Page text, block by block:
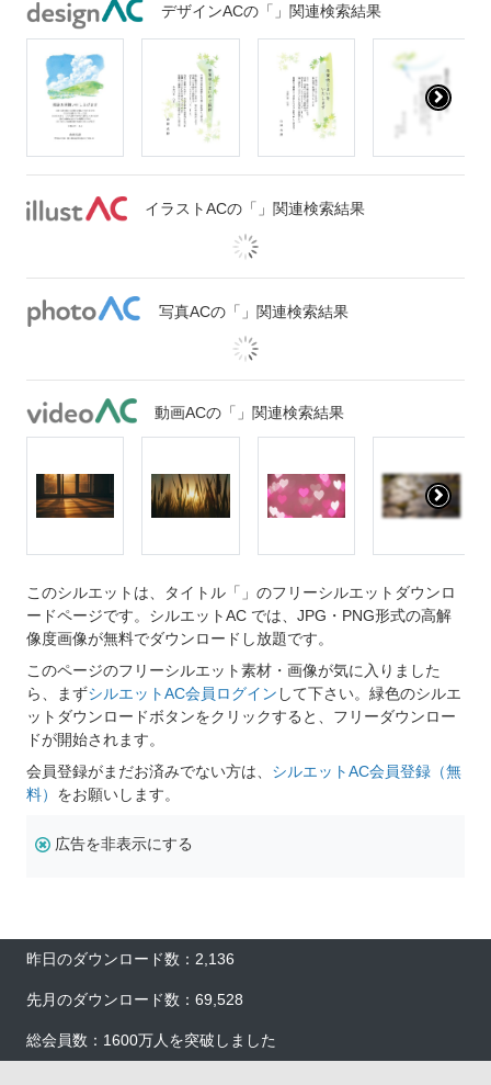
デザインACの「」関連検索結果
イラストACの「」関連検索結果
写真ACの「」関連検索結果
動画ACの「」関連検索結果
このシルエットは、タイトル「」のフリーシルエットダウンロ
ードページです。シルエットAC では、JPG・PNG形式の高解
像度画像が無料でダウンロードし放題です。
このページのフリーシルエット素材・画像が気に入りました
ら、まずシルエットAC会員ログイン して下さい。緑色のシルエ
ットダウンロードボタンをクリックすると、フリーダウンロー
ドが開始されます。
会員登録がまだお済みでない方は、 シルエットAC会員登録（無
料） をお願いします。
広告を非表示にする
昨日のダウンロード数：2,136
先月のダウンロード数：69,528
総会員数：1600万人を突破しました